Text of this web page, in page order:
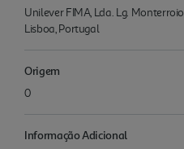
Unilever FIMA, Lda. Lg.
Lisboa, Portugal
Origem
0
Informação Adicional